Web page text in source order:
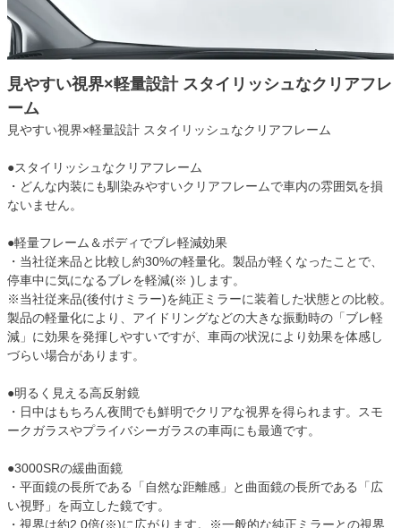
見やすい視界×軽量設計 スタイリッシュなクリアフレ
ーム
見やすい視界×軽量設計 スタイリッシュなクリアフレーム
●スタイリッシュなクリアフレーム
・どんな内装にも馴染みやすいクリアフレームで車内の雰囲気を損
ないません。
●軽量フレーム＆ボディでブレ軽減効果
・当社従来品と比較し約30%の軽量化。製品が軽くなったことで、
停車中に気になるブレを軽減(※ )します。
※当社従来品(後付けミラー)を純正ミラーに装着した状態との比較。
製品の軽量化により、アイドリングなどの大きな振動時の「ブレ軽
減」に効果を発揮しやすいですが、車両の状況により効果を体感し
づらい場合があります。
●明るく見える高反射鏡
・日中はもちろん夜間でも鮮明でクリアな視界を得られます。スモ
ークガラスやプライバシーガラスの車両にも最適です。
●3000SRの緩曲面鏡
・平面鏡の長所である「自然な距離感」と曲面鏡の長所である「広
い視野」を両立した鏡です。
・視界は約2.0倍(※)に広がります。※一般的な純正ミラーとの視界